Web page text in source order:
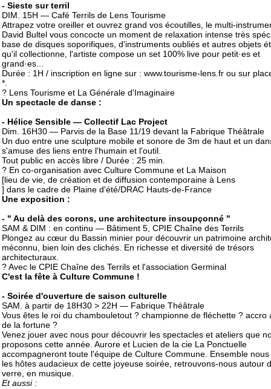
- Sieste sur terril
DIM. 15H — Café Terrils de Lens Tourisme
Attrapez votre oreiller et ouvrez grand vos écoutilles, le multi-
David Bultel vous concocte un moment de relaxation intense très
base de disques soporifiques, d'instruments oubliés et autres objets
qu'il collectionne, l'artiste compose un set 100% live pour petit·es et
grand·es...
Durée : 1H / inscription en ligne sur : www.tourisme-lens.fr ou sur
*.
? Lens Tourisme et La Générale d'Imaginaire
Un spectacle de danse :
- Hélice Sensible — Collectif Lac Project
Dim. 16H30 — Parvis de la Base 11/19 devant la Fabrique Théâtrale
Un duo entre une sculpture mobile et sonore de 3m de haut et un
s'amuse des liens entre l'humain et l'outil.
Tout public en accès libre / Durée : 25 min.
? En co-organisation avec Culture Commune et La Maison
[lieu de vie, de création et de diffusion contemporaine à Lens
] dans le cadre de Plaine d'été/DRAC Hauts-de-France
Une exposition :
- " Au delà des corons, une architecture insoupçonné "
SAM & DIM : en continu — Bâtiment 5, CPIE Chaîne des Terrils
Plongez au cœur du Bassin minier pour découvrir un patrimoine
méconnu, bien loin des clichés. En richesse et diversité de trésors
architecturaux.
? Avec le CPIE Chaîne des Terrils et l'association Germinal
C'est la fête à Culture Commune !
- Soirée d'ouverture de saison culturelle
SAM. à partir de 18H30 > 22H — Fabrique Théâtrale
Vous êtes le roi du chambouletout ? championne de fléchette ? accro
de la fortune ?
Venez jouer avec nous pour découvrir les spectacles et ateliers que
proposons cette année. Aurore et Lucien de la cie La Ponctuelle
accompagneront toute l'équipe de Culture Commune. Ensemble
les hôtes audacieux de cette joyeuse soirée, retrouvons-nous autour
verre, en musique.
Et aussi :